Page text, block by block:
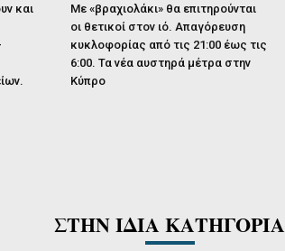
και
Με «βραχιολάκι» θα επιτηρούνται
οι θετικοί στον ιό. Απαγόρευση
κυκλοφορίας από τις 21:00 έως τις
6:00. Τα νέα αυστηρά μέτρα στην
Κύπρο
ΣΤΗΝ ΙΔΙΑ ΚΑΤΗΓΟΡΙΑ